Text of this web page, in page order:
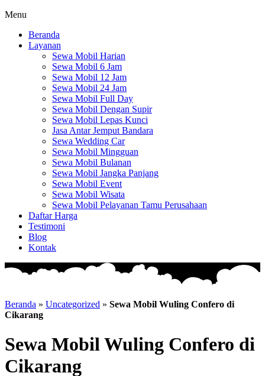
Menu
Beranda
Layanan
Sewa Mobil Harian
Sewa Mobil 6 Jam
Sewa Mobil 12 Jam
Sewa Mobil 24 Jam
Sewa Mobil Full Day
Sewa Mobil Dengan Supir
Sewa Mobil Lepas Kunci
Jasa Antar Jemput Bandara
Sewa Wedding Car
Sewa Mobil Mingguan
Sewa Mobil Bulanan
Sewa Mobil Jangka Panjang
Sewa Mobil Event
Sewa Mobil Wisata
Sewa Mobil Pelayanan Tamu Perusahaan
Daftar Harga
Testimoni
Blog
Kontak
Beranda » Uncategorized » Sewa Mobil Wuling Confero di
Cikarang
Sewa Mobil Wuling Confero di
Cikarang